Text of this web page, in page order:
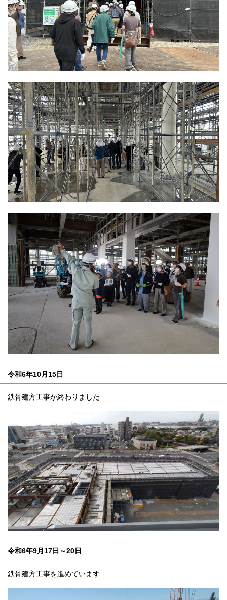
令和6年10月15日
鉄骨建方工事が終わりました
令和6年9月17日～20日
鉄骨建方工事を進めています